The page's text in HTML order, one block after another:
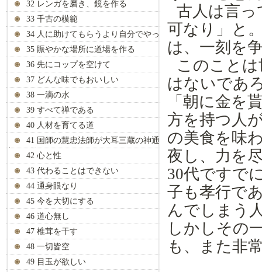
32 レンガを磨き、鏡を作る
33 千古の模範
34 人に助けてもらうより自分でやっ
35 賑やかな場所に道場を作る
36 先にコップを空けて
37 どんな味でもおいしい
38 一滴の水
39 すべて禅である
40 人材を育てる道
41 国師の慧忠法師が大耳三蔵の神通
力を見抜く42 心と性
43 代わることはできない
44 通身眼なり
45 今を大切にする
46 道心無し
47 椎茸を干す
48 一切皆空
49 目玉が欲しい
古人 は言っ
可なり 」と
は、一刻 を
このこと
はないであ
「 朝に金を
方を持つ人
の美食を味
夜し、 力 を
30代ですで
子も孝行で
んでしま う
しかしその
も、
また非